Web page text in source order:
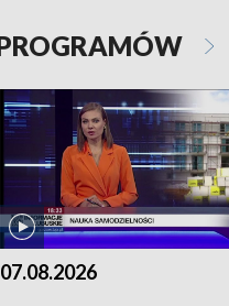
07.08.2026